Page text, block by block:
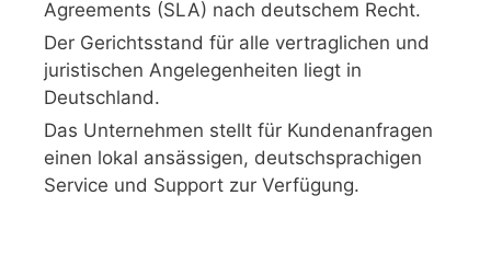
Agreements (SLA) nach deutschem Recht.
Der Gerichtsstand für alle vertraglichen und
juristischen Angelegenheiten liegt in
Deutschland.
Das Unternehmen stellt für Kundenanfragen
einen lokal ansässigen, deutschsprachigen
Service und Support zur Verfügung.